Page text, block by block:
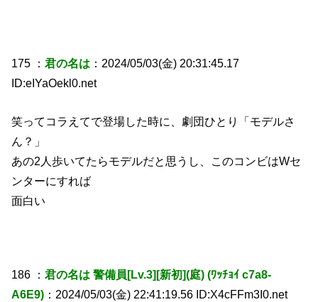
175 ：君の名は ：2024/05/03(金) 20:31:45.17
ID:eIYaOekl0.net
笑ってコラえてで登場した時に、劇団ひとり「モデルさ
ん？」
あの2人歩いてたらモデルだと思うし、このコンビはWセ
ンターにすれば
面白い
186 ：君の名は 警備員[Lv.3][新初](庭) (ﾜｯﾁｮｲ c7a8-
A6E9) ：2024/05/03(金) 22:41:19.56 ID:X4cFFm3I0.net